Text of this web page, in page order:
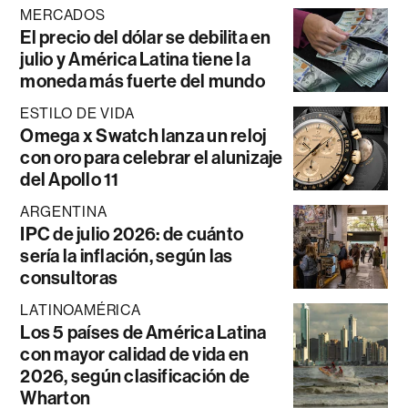
MERCADOS
El precio del dólar se debilita en
julio y América Latina tiene la
moneda más fuerte del mundo
ESTILO DE VIDA
Omega x Swatch lanza un reloj
con oro para celebrar el alunizaje
del Apollo 11
ARGENTINA
IPC de julio 2026: de cuánto
sería la inflación, según las
consultoras
LATINOAMÉRICA
Los 5 países de América Latina
con mayor calidad de vida en
2026, según clasificación de
Wharton